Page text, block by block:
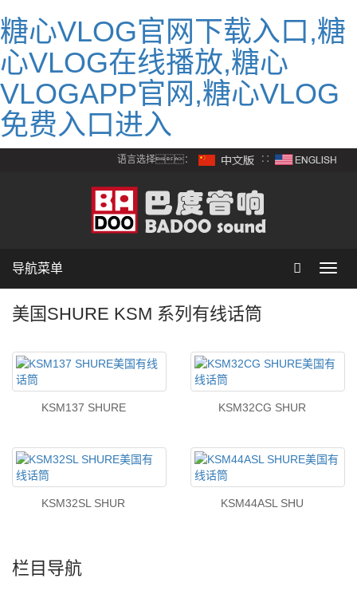
糖心VLOG官网下载入口,糖
心VLOG在线播放,糖心
VLOGAPP官网,糖心VLOG
免费入口进入
语言选择： ∷
导航菜单
美国SHURE KSM 系列有线话筒
KSM137 SHURE KSM32CG SHUR
KSM32SL SHUR KSM44ASL SHU
栏目导航